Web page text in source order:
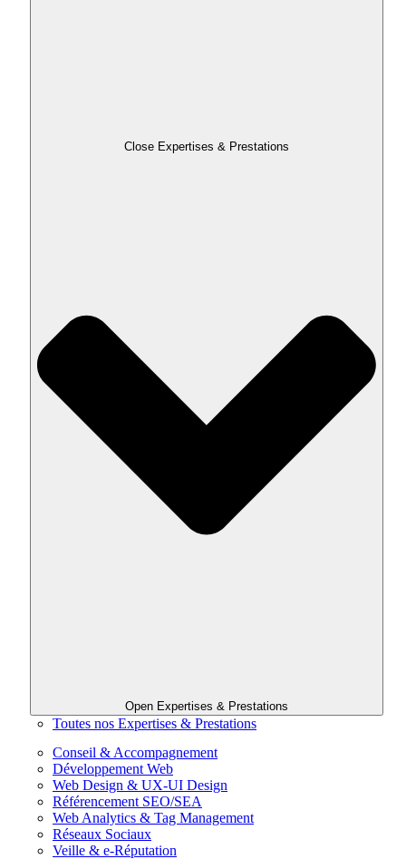
Close Expertises & Prestations
Open Expertises & Prestations
Toutes nos Expertises & Prestations
Conseil & Accompagnement
Développement Web
Web Design & UX-UI Design
Référencement SEO/SEA
Web Analytics & Tag Management
Réseaux Sociaux
Veille & e-Réputation